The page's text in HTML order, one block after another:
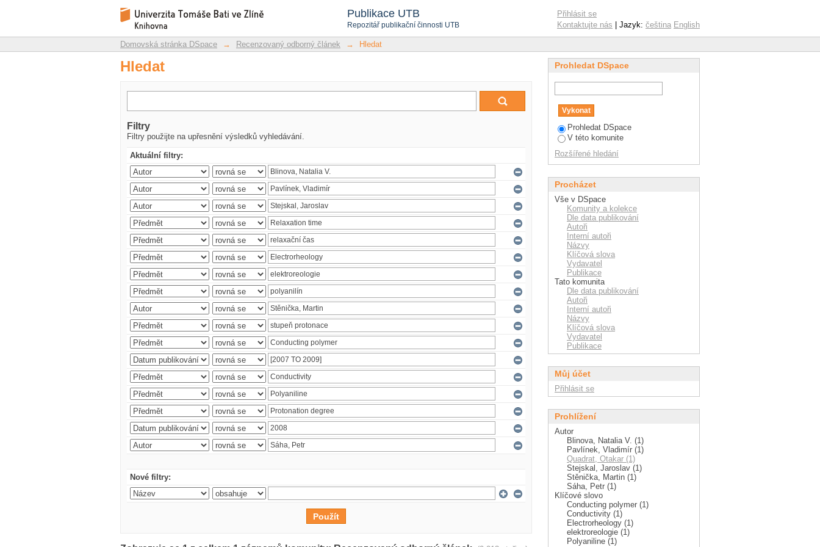
Publikace UTB
Repozitář publikační činnosti UTB
Hledat
Repozitář DSpace/Manakin
Přihlásit se
Kontaktujte nás | Jazyk: čeština English
Domovská stránka DSpace → Recenzovaný odborný článek → Hledat
Hledat
Filtry
Filtry použijte na upřesnění výsledků vyhledávání.
Aktuální filtry:
Nové filtry:
Prohledat DSpace
Prohledat DSpace
V této komunite
Rozšířené hledání
Procházet
Vše v DSpace
Komunity a kolekce
Dle data publikování
Autoři
Interní autoři
Názvy
Klíčová slova
Vydavatel
Publikace
Tato komunita
Dle data publikování
Autoři
Interní autoři
Názvy
Klíčová slova
Vydavatel
Publikace
Můj účet
Přihlásit se
Prohlížení
Autor
Blinova, Natalia V. (1)
Pavlínek, Vladimír (1)
Quadrat, Otakar (1)
Stejskal, Jaroslav (1)
Stěnička, Martin (1)
Sáha, Petr (1)
Klíčové slovo
Conducting polymer (1)
Conductivity (1)
Electrorheology (1)
elektroreologie (1)
Polyaniline (1)